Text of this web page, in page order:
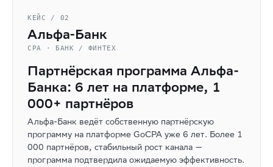
КЕЙС / 02
Альфа-Банк
CPA · БАНК / ФИНТЕХ
Партнёрская программа Альфа-
Банка: 6 лет на платформе, 1
000+ партнёров
Альфа-Банк ведёт собственную партнёрскую
программу на платформе GoCPA уже 6 лет. Более 1
000 партнёров, стабильный рост канала —
программа подтвердила ожидаемую эффективность.